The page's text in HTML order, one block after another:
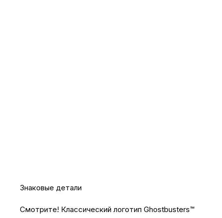
Знаковые детали
Смотрите! Классический логотип Ghostbusters™